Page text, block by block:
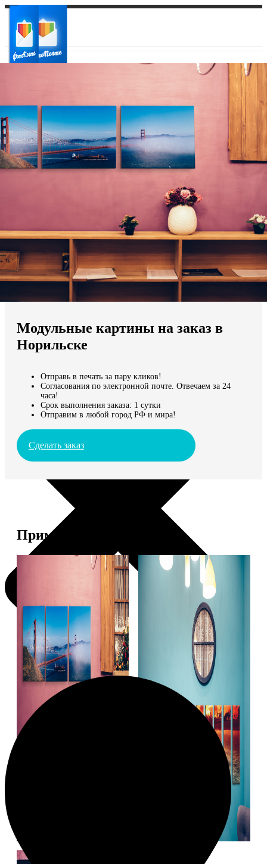
Ваш город:
Ваш регион доставки
Выберите из списка:
Мы доставляем по всему миру
Продолжить без города
Модульные картины на заказ в
Норильске
Отправь в печать за пару кликов!
Согласования по электронной почте. Отвечаем за 24
часа!
Срок выполнения заказа: 1 сутки
Отправим в любой город РФ и мира!
Сделать заказ
Примеры работ